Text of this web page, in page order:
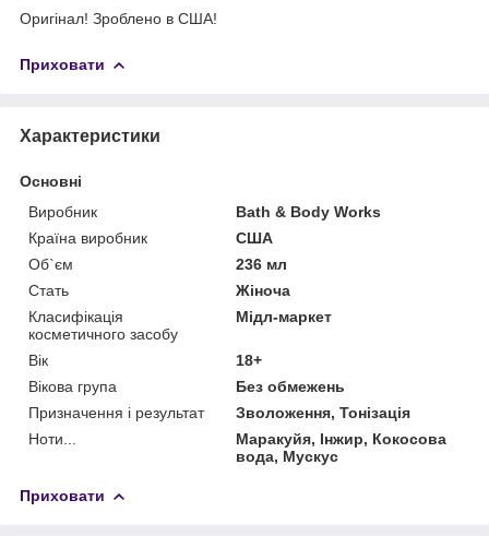
Оригінал! Зроблено в США!
Приховати
Характеристики
Основні
Виробник
Bath & Body Works
Країна виробник
США
Об`єм
236 мл
Стать
Жіноча
Класифікація
косметичного засобу
Мідл-маркет
Вік
18+
Вікова група
Без обмежень
Призначення і результат
Зволоження, Тонізація
Ноти...
Маракуйя, Інжир, Кокосова
вода, Мускус
Приховати